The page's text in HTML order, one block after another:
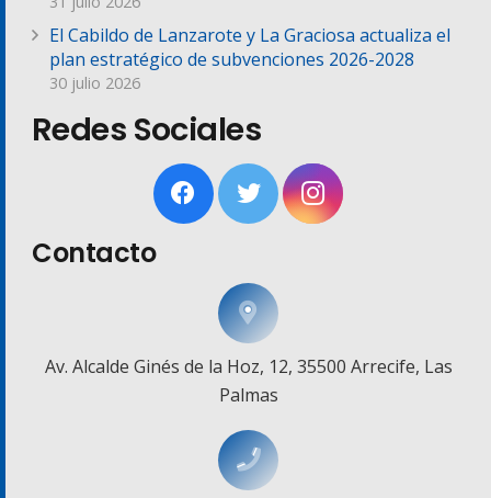
El Cabildo de Lanzarote y La Graciosa actualiza el
plan estratégico de subvenciones 2026-2028
30 julio 2026
Redes Sociales
Contacto
Av. Alcalde Ginés de la Hoz, 12, 35500 Arrecife, Las
Palmas